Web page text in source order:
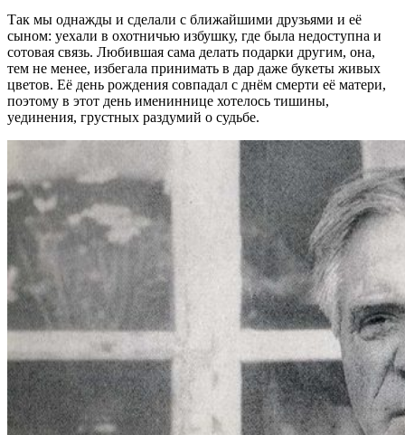
Так мы однажды и сделали с ближайшими друзьями и её
сыном: уехали в охотничью избушку, где была недоступна и
сотовая связь. Любившая сама делать подарки другим, она,
тем не менее, избегала принимать в дар даже букеты живых
цветов. Её день рождения совпадал с днём смерти её матери,
поэтому в этот день имениннице хотелось тишины,
уединения, грустных раздумий о судьбе.